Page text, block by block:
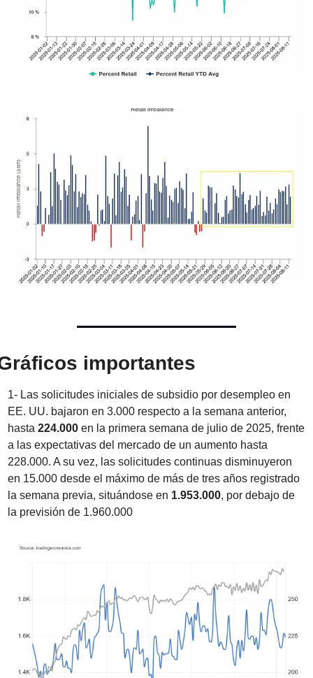
importantes
1- Las solicitudes iniciales de subsidio por desempleo en
EE. UU. bajaron en 3.000 respecto a la semana anterior,
hasta 224.000 en la primera semana de julio de 2025, frente
a las expectativas del mercado de un aumento hasta
228.000. A su vez, las solicitudes continuas disminuyeron
en 15.000 desde el máximo de más de tres años registrado
la semana previa, situándose en 1.953.000, por debajo de
la previsión de 1.960.000